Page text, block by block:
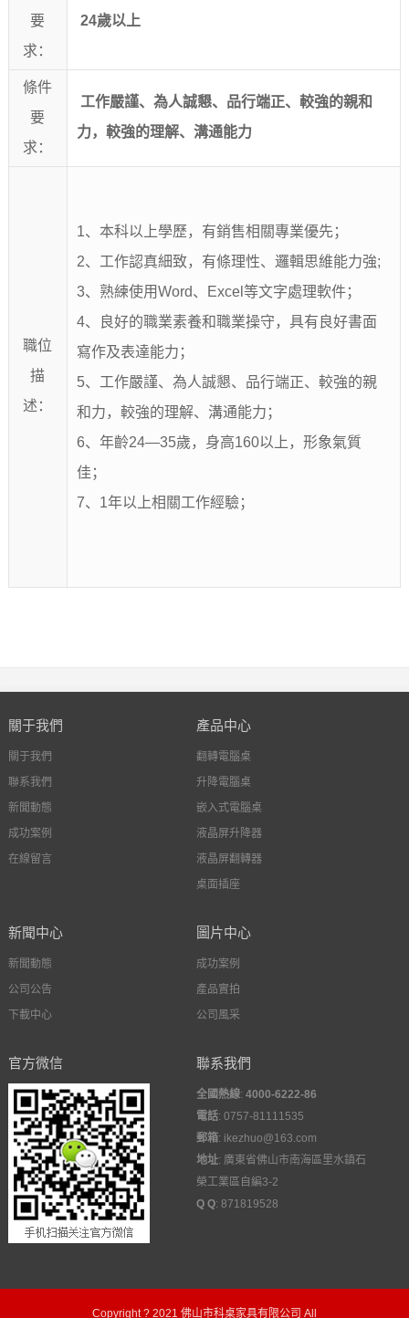
要
求：
24歲以上
條件
要
求：
工作嚴謹、為人誠懇、品行端正、較強的親和
力，較強的理解、溝通能力
職位
描
述：
1、本科以上學歷，有銷售相關專業優先；
2、工作認真細致，有條理性、邏輯思維能力強;
3、熟練使用Word、Excel等文字處理軟件；
4、良好的職業素養和職業操守，具有良好書面
寫作及表達能力；
5、工作嚴謹、為人誠懇、品行端正、較強的親
和力，較強的理解、溝通能力；
6、年齡24—35歲，身高160以上，形象氣質
佳；
7、1年以上相關工作經驗；
關于我們
關于我們
聯系我們
新聞動態
成功案例
在線留言
產品中心
翻轉電腦桌
升降電腦桌
嵌入式電腦桌
液晶屏升降器
液晶屏翻轉器
桌面插座
新聞中心
新聞動態
公司公告
下載中心
圖片中心
成功案例
產品實拍
公司風采
官方微信 聯系我們
全國熱線:4000-6222-86
電話: 0757-81111535
郵箱: ikezhuo@163.com
地址: 廣東省佛山市南海區里水鎮石
榮工業區自編3-2
Q Q:871819528
Copyright ? 2021 佛山市科桌家具有限公司 All